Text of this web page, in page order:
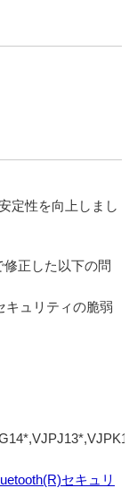
定性を向上しまし
正した以下の問
キュリティの脆弱
セキュリ